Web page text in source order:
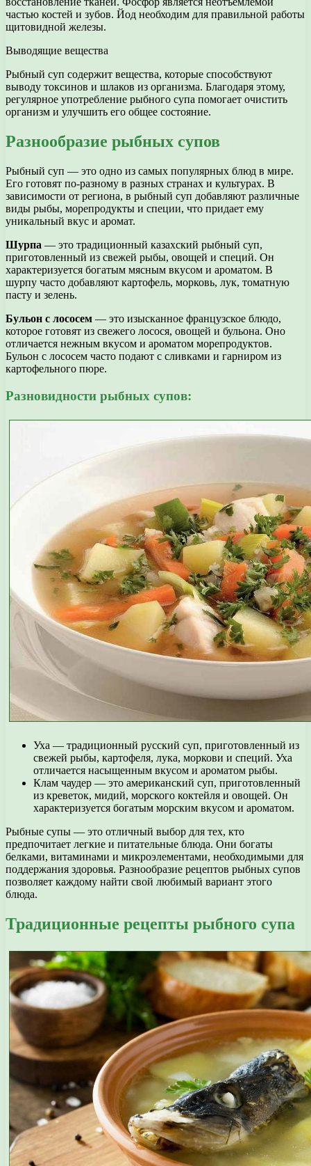
частью костей и зубов. Йод необходим для правильной работы
щитовидной железы.
Выводящие вещества
Рыбный суп содержит вещества, которые способствуют
выводу токсинов и шлаков из организма. Благодаря этому,
регулярное употребление рыбного супа помогает очистить
организм и улучшить его общее состояние.
Разнообразие рыбных супов
Рыбный суп — это одно из самых популярных блюд в мире.
Его готовят по-разному в разных странах и культурах. В
зависимости от региона, в рыбный суп добавляют различные
виды рыбы, морепродукты и специи, что придает ему
уникальный вкус и аромат.
Шурпа — это традиционный казахский рыбный суп,
приготовленный из свежей рыбы, овощей и специй. Он
характеризуется богатым мясным вкусом и ароматом. В
шурпу часто добавляют картофель, морковь, лук, томатную
пасту и зелень.
Бульон с лососем — это изысканное французское блюдо,
которое готовят из свежего лосося, овощей и бульона. Оно
отличается нежным вкусом и ароматом морепродуктов.
Бульон с лососем часто подают с сливками и гарниром из
картофельного пюре.
Разновидности рыбных супов:
Уха — традиционный русский суп, приготовленный из
свежей рыбы, картофеля, лука, моркови и специй. Уха
отличается насыщенным вкусом и ароматом рыбы.
Клам чаудер — это американский суп, приготовленный
из креветок, мидий, морского коктейля и овощей. Он
характеризуется богатым морским вкусом и ароматом.
Рыбные супы — это отличный выбор для тех, кто
предпочитает легкие и питательные блюда. Они богаты
белками, витаминами и микроэлементами, необходимыми для
поддержания здоровья. Разнообразие рецептов рыбных супов
позволяет каждому найти свой любимый вариант этого
блюда.
Традиционные рецепты рыбного супа